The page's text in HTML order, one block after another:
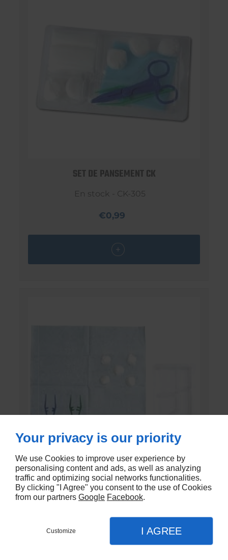
SET DE PANSEMENT CK
En stock - CK-305
€0,99
SET DE PANSEMENT DK
En stock - DK-803EC
Your privacy is our priority
We use Cookies to improve user experience by
personalising content and ads, as well as analyzing
traffic and optimizing social networks functionalities.
By clicking "I Agree" you consent to the use of Cookies
from our partners Google Facebook.
Customize I AGREE